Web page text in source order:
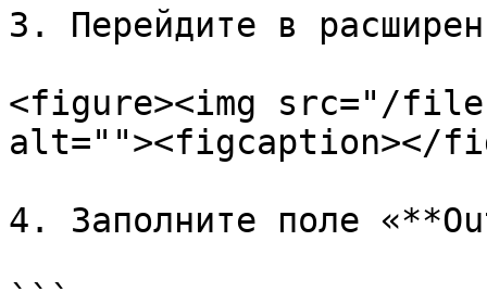
3. Перейдите в
<figure><img src="/files/
alt=""><figcaption></
4. Заполните поле